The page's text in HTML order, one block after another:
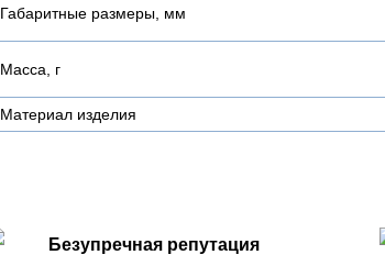
Габаритные размеры, мм
Масса, г
Материал изделия
Безупречная репутация